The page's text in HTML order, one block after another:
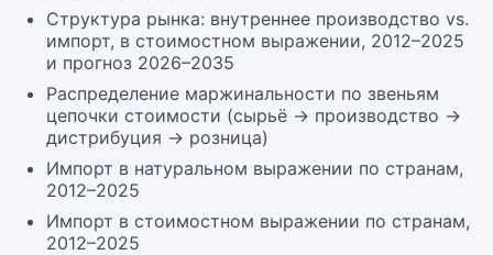
Структура рынка: внутреннее производство vs.
импорт, в стоимостном выражении, 2012–2025
и прогноз 2026–2035
Распределение маржинальности по звеньям
цепочки стоимости (сырьё → производство →
дистрибуция → розница)
Импорт в натуральном выражении по странам,
2012–2025
Импорт в стоимостном выражении по странам,
2012–2025